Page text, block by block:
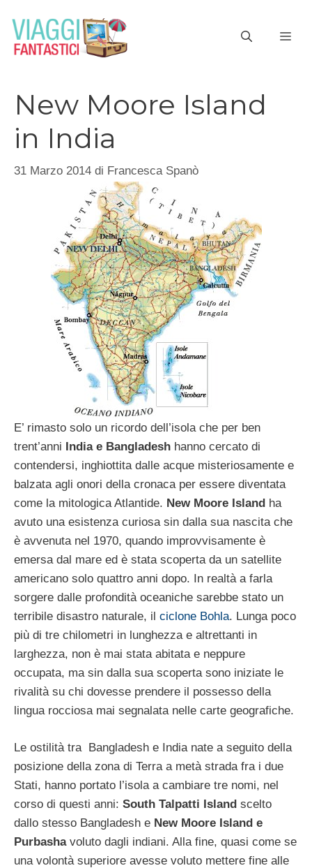
contenuto
New Moore Island
in India
31 Marzo 2014 di Francesca Spanò
E’ rimasto solo un ricordo dell’isola che per ben
trent’anni
India e Bangladesh hanno cercato di
contendersi, inghiottita dalle acque misteriosamente e
balzata agli onori della cronaca per essere diventata
come la mitologica Atlantide. New Moore Island ha
avuto una esistenza curiosa sin dalla sua nascita che
è avvenuta nel 1970, quando improvvisamente è
emersa dal mare ed è stata scoperta da un satellite
americano solo quattro anni dopo. In realtà a farla
sorgere dalle profondità oceaniche sarebbe stato un
terribile disastro naturale, il ciclone Bohla. Lunga poco
più di tre chilometri in lunghezza e altrettanti in
larghezza, non è mai stata abitata e neppure
occupata, ma sin dalla sua scoperta sono iniziate le
rivalità su chi dovesse prendere il possesso della
lingua rocciosa mai segnalata nelle carte geografiche.
Le ostilità tra Bangladesh e India nate a seguito della
posizione della zona di Terra a metà strada fra i due
Stati, hanno portato l’isola a cambiare tre nomi, nel
corso di questi anni: South Talpatti Island scelto
dallo stesso Bangladesh e New Moore Island e
Purbashavoluto dagli indiani. Alla fine, quasi come se
una volontà superiore avesse voluto mettere fine alle